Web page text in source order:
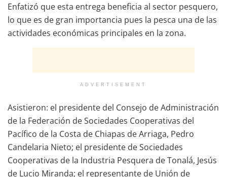
Enfatizó que esta entrega beneficia al sector pesquero,
lo que es de gran importancia pues la pesca una de las
actividades económicas principales en la zona.
ADVERTISEMENT
Asistieron: el presidente del Consejo de Administración
de la Federación de Sociedades Cooperativas del
Pacífico de la Costa de Chiapas de Arriaga, Pedro
Candelaria Nieto; el presidente de Sociedades
Cooperativas de la Industria Pesquera de Tonalá, Jesús
de Lucio Miranda; el representante de Unión de